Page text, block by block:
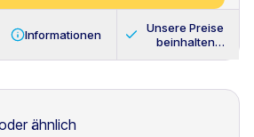
Informationen
Unsere Preise
beinhalten
ähnlich